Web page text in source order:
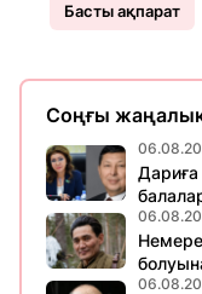
Басты ақпарат
Соңғы
Дариға